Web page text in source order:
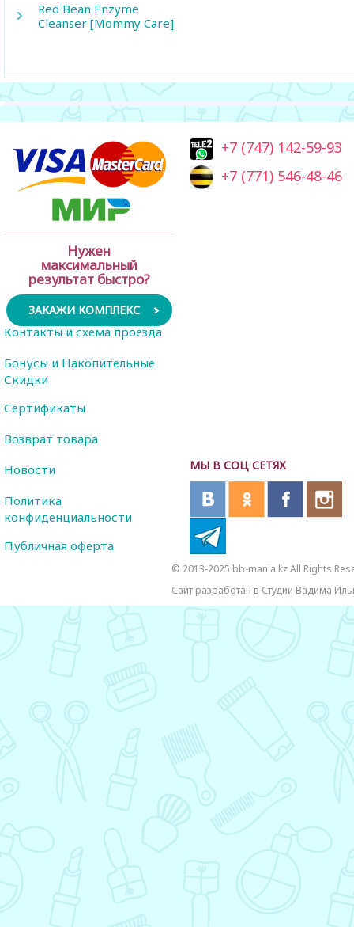
Red Bean Enzyme
Cleanser [Mommy Care]
Нужен
максимальный
результат быстро?
ЗАКАЖИ КОМПЛЕКС
+7 (747) 142-59-93
+7 (771) 546-48-46
МЫ В СОЦ СЕТЯХ
Контакты и схема проезда
Бонусы и Накопительные
Скидки
Сертификаты
Возврат товара
Новости
Политика
конфиденциальности
Публичная оферта
© 2013-2025 bb-mania.kz All Rights
Сайт разработан в Студии Вадима